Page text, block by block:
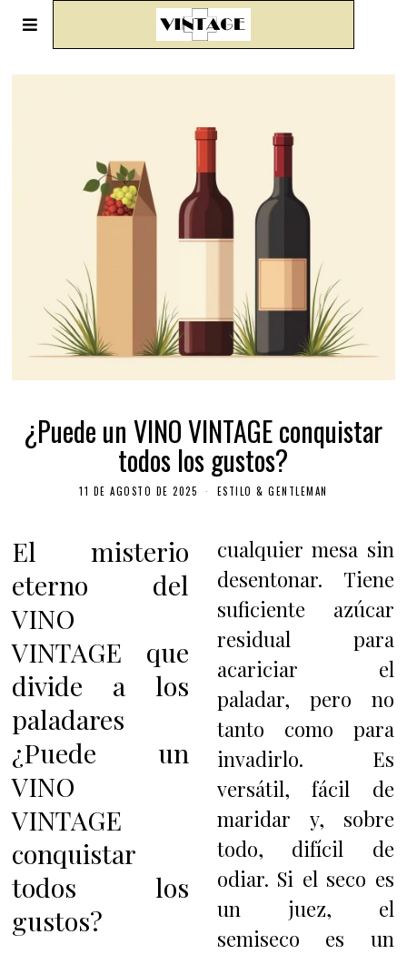
¿Puede un VINO VINTAGE conquistar
todos los gustos?
11 DE AGOSTO DE 2025 ESTILO & GENTLEMAN
El misterio
eterno del
VINO
VINTAGE que
divide a los
paladares
¿Puede un
VINO
VINTAGE
conquistar
todos los
gustos?
cualquier mesa sin
desentonar. Tiene
suficiente azúcar
residual para
acariciar el
paladar, pero no
tanto como para
invadirlo. Es
versátil, fácil de
maridar y, sobre
todo, difícil de
odiar. Si el seco es
un juez, el
semiseco es un